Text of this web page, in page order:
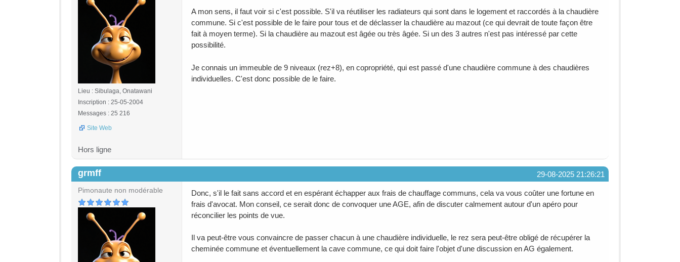
Lieu : Sibulaga, Onatawani
Inscription : 25-05-2004
Messages : 25 216
Site Web
A mon sens, il faut voir si c'est possible. S'il va réutiliser les radiateurs qui sont dans le logement et raccordés à la chaudière
commune. Si c'est possible de le faire pour tous et de déclasser la chaudière au mazout (ce qui devrait de toute façon être
fait à moyen terme). Si la chaudière au mazout est âgée ou très âgée. Si un des 3 autres n'est pas intéressé par cette
possibilité.
Je connais un immeuble de 9 niveaux (rez+8), en copropriété, qui est passé d'une chaudière commune à des chaudières
individuelles. C'est donc possible de le faire.
Hors ligne
29-08-2025 21:26:21
grmff
Pimonaute non modérable
Donc, s'il le fait sans accord et en espérant échapper aux frais de chauffage communs, cela va vous coûter une fortune en
frais d'avocat. Mon conseil, ce serait donc de convoquer une AGE, afin de discuter calmement autour d'un apéro pour
réconcilier les points de vue.
Il va peut-être vous convaincre de passer chacun à une chaudière individuelle, le rez sera peut-être obligé de récupérer la
cheminée commune et éventuellement la cave commune, ce qui doit faire l'objet d'une discussion en AG également.